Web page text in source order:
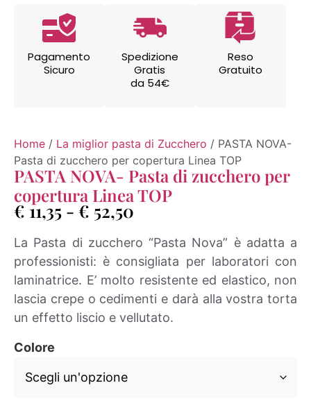
Pagamento
Sicuro
Spedizione
Gratis
da 54€
Reso
Gratuito
Home / La miglior pasta di Zucchero / PASTA NOVA-
Pasta di zucchero per copertura Linea TOP
PASTA NOVA- Pasta di zucchero per
copertura Linea TOP
€11,35- € 52,50
La Pasta di zucchero “Pasta Nova” è adatta a
professionisti: è consigliata per laboratori con
laminatrice. E’ molto resistente ed elastico, non
lascia crepe o cedimenti e darà alla vostra torta
un effetto liscio e vellutato.
Colore